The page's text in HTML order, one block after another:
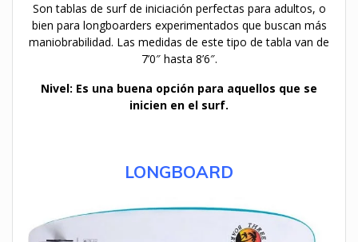
Son tablas de surf de iniciación perfectas para adultos, o
bien para longboarders experimentados que buscan más
maniobrabilidad. Las medidas de este tipo de tabla van de
7’0″ hasta 8’6″.
Nivel: Es una buena opción para aquellos que se
inicien en el surf.
LONGBOARD